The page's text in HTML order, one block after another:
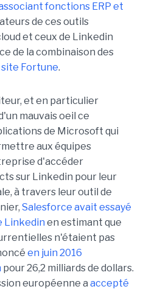
fonctions ERP et
de ces outils
et ceux de Linkedin
de la combinaison des
site Fortune.
et en particulier
mauvais oeil ce
de Microsoft qui
aux équipes
d'accéder
sur Linkedin pour leur
à travers leur outil de
Salesforce avait essayé
Linkedin en estimant que
n'étaient pas
en juin 2016
pour 26,2 milliards de dollars.
européenne a accepté